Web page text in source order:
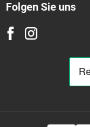
Folgen Sie uns